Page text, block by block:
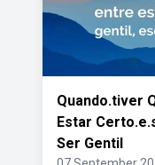
Quando.tiver
Estar
Ser Gentil